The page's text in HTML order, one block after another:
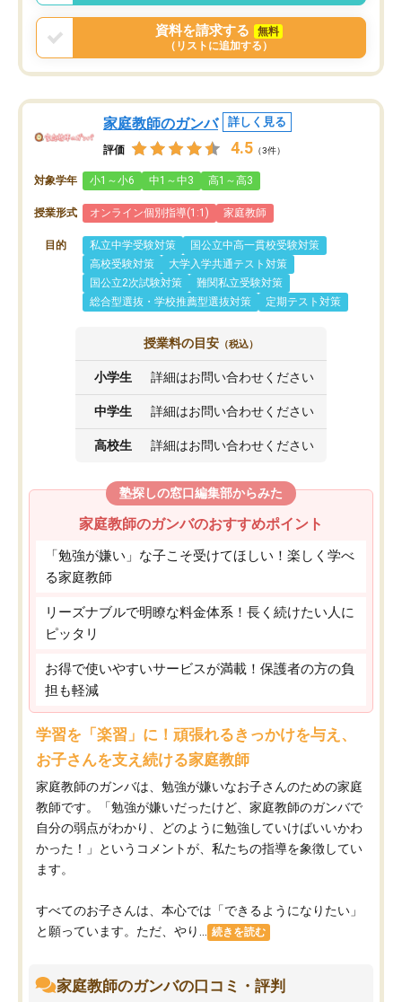
資料を請求する
無料
（リストに追加する）
家庭教師のガンバ 詳しく見る
評価 4.5 （3件）
対象学年 小1～小6 中1～中3 高1～高3
授業形式 オンライン個別指導(1:1) 家庭教師
目的 私立中学受験対策
国公立中高一貫校受験対策
高校受験対策
大学入学共通テスト対策
国公立2次試験対策
難関私立受験対策
総合型選抜・学校推薦型選抜対策
定期テスト対策
授業料の目安 （税込）
小学生 詳細はお問い合わせください
中学生 詳細はお問い合わせください
高校生 詳細はお問い合わせください
塾探しの窓口編集部からみた
家庭教師のガンバのおすすめポイント
「勉強が嫌い」な子こそ受けてほしい！楽しく学べ
る家庭教師
リーズナブルで明瞭な料金体系！長く続けたい人に
ピッタリ
お得で使いやすいサービスが満載！保護者の方の負
担も軽減
学習を「楽習」に！頑張れるきっかけを与え、
お子さんを支え続ける家庭教師
家庭教師のガンバは、勉強が嫌いなお子さんのための家庭
教師です。「勉強が嫌いだったけど、家庭教師のガンバで
自分の弱点がわかり、どのように勉強していけばいいかわ
かった！」というコメントが、私たちの指導を象徴してい
ます。
すべてのお子さんは、本心では「できるようになりたい」
と願っています。ただ、やり...
続きを読む
家庭教師のガンバの口コミ・評判